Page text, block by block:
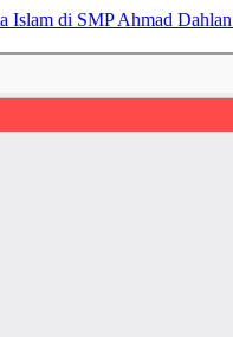
Islam di SMP Ahmad